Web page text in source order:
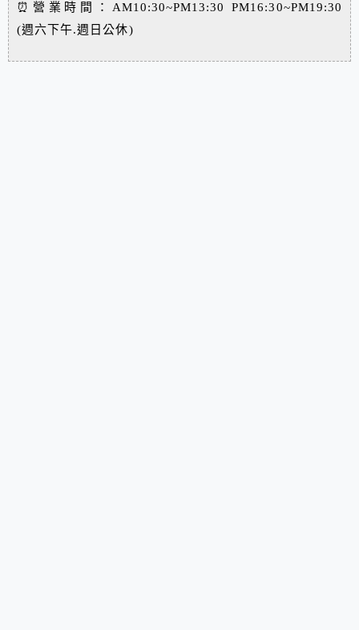
⏰營業時間：AM10:30~PM13:30 PM16:30~PM19:30
(週六下午.週日公休)